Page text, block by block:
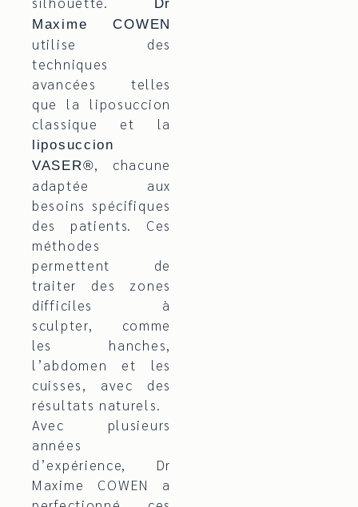
Dr
Maxime COWEN
utilise des
techniques
avancées telles
que la liposuccion
classique et la
liposuccion
VASER®, chacune
adaptée aux
besoins spécifiques
des patients. Ces
méthodes
permettent de
traiter des zones
difficiles à
sculpter, comme
les hanches,
l’abdomen et les
cuisses, avec des
résultats naturels.
Avec plusieurs
années
d’expérience, Dr
Maxime COWEN a